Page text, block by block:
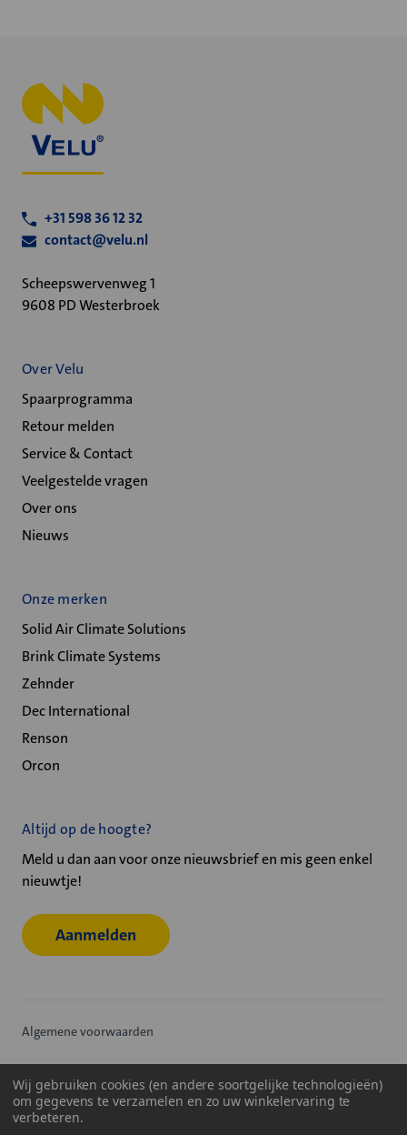
+31 598 36 12 32
contact@velu.nl
Scheepswervenweg 1
9608 PD Westerbroek
Over Velu
Spaarprogramma
Retour melden
Service & Contact
Veelgestelde vragen
Over ons
Nieuws
Onze merken
Solid Air Climate Solutions
Brink Climate Systems
Zehnder
Dec International
Renson
Orcon
Altijd op de hoogte?
Meld u dan aan voor onze nieuwsbrief en mis geen enkel
nieuwtje!
Aanmelden
Algemene voorwaarden
Cookiebeleid
Wij gebruiken cookies (en andere soortgelijke technologieën)
om gegevens te verzamelen en zo uw winkelervaring te
verbeteren.